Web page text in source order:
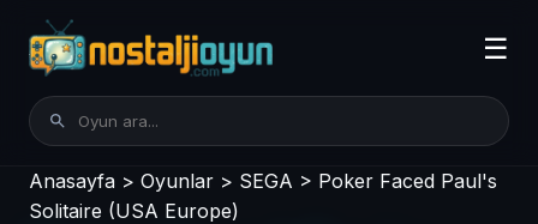
☰
Anasayfa > Oyunlar > SEGA > Poker Faced Paul's
Solitaire (USA Europe)